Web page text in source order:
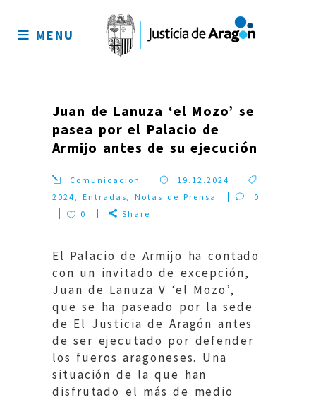
sitio
MENU
Juan de Lanuza ‘el Mozo’ se
pasea por el Palacio de
Armijo antes de su ejecución
Comunicacion
19.12.2024
2024,Entradas, Notas de Prensa
0
0
Share
El Palacio de Armijo ha contado
con un invitado de excepción,
Juan de Lanuza V ‘el Mozo’,
que se ha paseado por la sede
de El Justicia de Aragón antes
de ser ejecutado por defender
los fueros aragoneses. Una
situación de la que han
disfrutado el más de medio